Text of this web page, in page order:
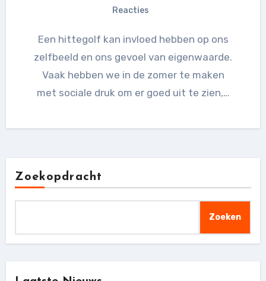
Reacties
Een hittegolf kan invloed hebben op ons
zelfbeeld en ons gevoel van eigenwaarde.
Vaak hebben we in de zomer te maken
met sociale druk om er goed uit te zien,…
Zoekopdracht
Zoeken